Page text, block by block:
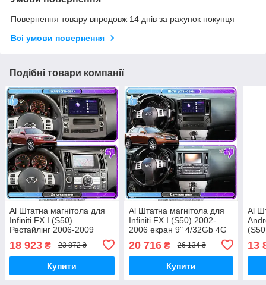
Повернення товару впродовж 14 днів за рахунок покупця
Всі умови повернення
Подібні товари компанії
Al Штатна магнітола для
Infiniti FX I (S50)
Рестайлінг 2006-2009
екран 9" 2/32 Gb CarPlay
4G Wi-Fi GPS Prime
Android
18 923 ₴ 23 872 ₴
Купити
Al Штатна магнітола для
Infiniti FX I (S50) 2002-
2006 екран 9" 4/32Gb 4G
20 716₴ 26 134 ₴
Купити
Al
Fi
13